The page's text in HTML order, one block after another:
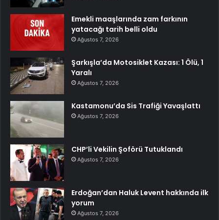
Emekli maaşlarında zam farkının
yatacağı tarih belli oldu
Ağustos 7, 2026
Şarkışla’da Motosiklet Kazası: 1 Ölü, 1
Yaralı
Ağustos 7, 2026
Kastamonu’da Sis Trafiği Yavaşlattı
Ağustos 7, 2026
CHP’li Vekilin Şoförü Tutuklandı
Ağustos 7, 2026
Erdoğan’dan Haluk Levent hakkında ilk
yorum
Ağustos 7, 2026